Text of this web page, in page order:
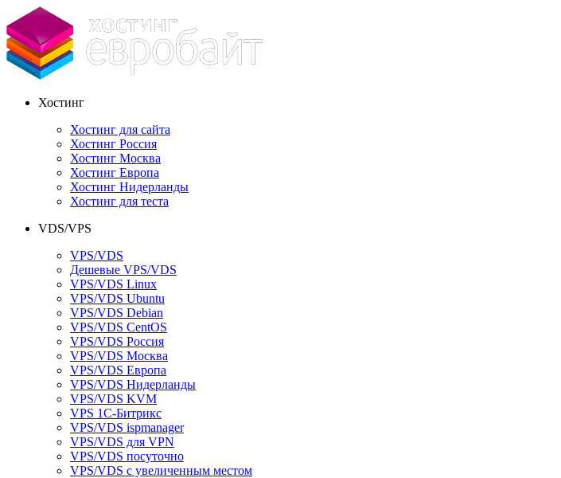
Хостинг
Хостинг для сайта
Хостинг Россия
Хостинг Москва
Хостинг Европа
Хостинг Нидерланды
Хостинг для теста
VDS/VPS
VPS/VDS
Дешевые VPS/VDS
VPS/VDS Linux
VPS/VDS Ubuntu
VPS/VDS Debian
VPS/VDS CentOS
VPS/VDS Россия
VPS/VDS Москва
VPS/VDS Европа
VPS/VDS Нидерланды
VPS/VDS KVM
VPS 1С-Битрикс
VPS/VDS ispmanager
VPS/VDS для VPN
VPS/VDS посуточно
VPS/VDS с увеличенным местом